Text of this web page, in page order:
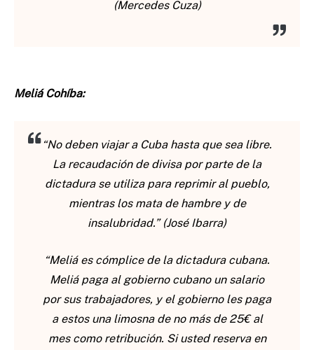
(Mercedes Cuza)
Meliá Cohíba:
“No deben viajar a Cuba hasta que sea libre.
La recaudación de divisa por parte de la
dictadura se utiliza para reprimir al pueblo,
mientras los mata de hambre y de
insalubridad.” (José Ibarra)
“Meliá es cómplice de la dictadura cubana.
Meliá paga al gobierno cubano un salario
por sus trabajadores, y el gobierno les paga
a estos una limosna de no más de 25€ al
mes como retribución. Si usted reserva en